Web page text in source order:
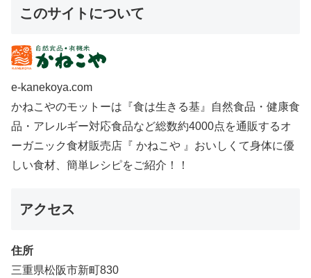
このサイトについて
e-kanekoya.com
かねこやのモットーは『食は生きる基』自然食品・健康食
品・アレルギー対応食品など総数約4000点を通販するオ
ーガニック食材販売店『 かねこや 』おいしくて身体に優
しい食材、簡単レシピをご紹介！！
アクセス
住所
三重県松阪市新町830